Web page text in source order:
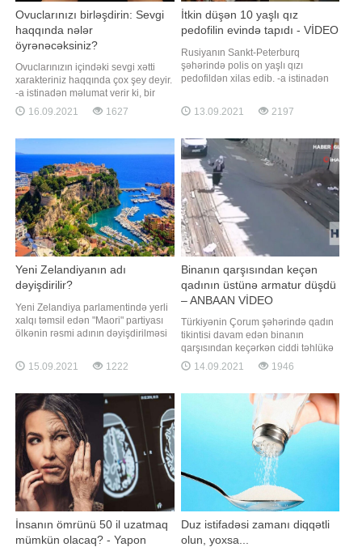
Ovuclarınızı birləşdirin: Sevgi
haqqında nələr
öyrənəcəksiniz?
Ovuclarınızın içindəki sevgi xətti
xarakteriniz haqqında çox şey deyir.
-a istinadən məlumat verir ki, bir
insanın əlləri o insan haqqında çox
şey deyə bilər. Bu, uzun müddətdir
üçün təsirli bir üsuldur. Əgər bu sizə
də maraqlıdırsa, o zaman
ovuclarınızı birləşdirin
16.09.2021 1627
İtkin düşən 10 yaşlı qız
pedofilin evində tapıdı - VİDEO
Rusiyanın Sankt-Peterburq
şəhərində polis on yaşlı qızı
pedofildən xilas edib. -a istinadən
sentyabrın 9 -da axşam saatlarında
məktəbli qızın atası Leninqrad
qızının dərsdən sonra evə
qayıtmadığını bildirib. Polis itkin
düşən məktəblini
13.09.2021 2197
Yeni Zelandiyanın adı
dəyişdirilir?
Yeni Zelandiya parlamentində yerli
xalqı təmsil edən "Maori" partiyası
ölkənin rəsmi adının dəyişdirilməsi
petisiyanı onlayn imza üçün açıb. -a
istinadən xəbər verir ki, petisiyada
dəyişdirilməsi, şəhərlərin,
qəsəbələrin və yerləri
15.09.2021 1222
Binanın qarşısından keçən
qadının üstünə armatur düşdü
– ANBAAN VİDEO
Türkiyənin Çorum şəhərində qadın
tikintisi davam edən binanın
qarşısından keçərkən ciddi təhlükə
ilə üzləşib. -a istinadən xəbər verir
ki, hadisə anbaan inşaat
kameraları tərəfindən qeydə alınıb.
Görüntülərdə qadının onun üstünə
düşən armatur dirəklərdən
yayınmağa çalışdığ
14.09.2021 1946
İnsanın ömrünü 50 il uzatmaq
mümkün olacaq? - Yapon
Duz istifadəsi zamanı diqqətli
olun, yoxsa...